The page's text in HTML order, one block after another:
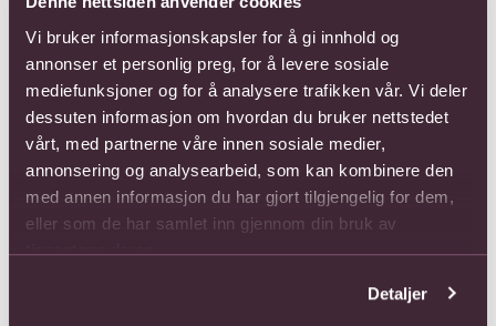
Vi bruker informasjonskapsler for å gi innhold og
annonser et personlig preg, for å levere sosiale
mediefunksjoner og for å analysere trafikken vår. Vi deler
dessuten informasjon om hvordan du bruker nettstedet
vårt, med partnerne våre innen sosiale medier,
annonsering og analysearbeid, som kan kombinere den
med annen informasjon du har gjort tilgjengelig for dem,
eller som de har samlet inn gjennom din bruk av
tjenestene deres.
Detaljer
Spør deg frem i din Interflora-butikk, og de hjelper
deg å finne riktige planter og blomster til årstiden.